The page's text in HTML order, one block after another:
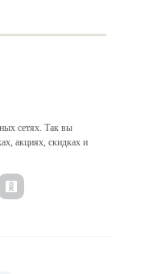
сетях. Так вы
акциях, скидках и